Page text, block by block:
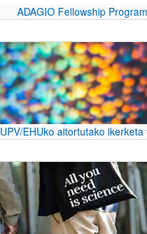
ADAGIO Fellowship
UPV/EHUko aitortutako ikerketa